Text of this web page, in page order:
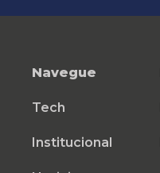
Navegue
Tech
Institucional